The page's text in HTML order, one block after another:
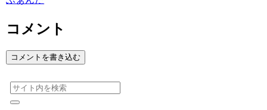
コメント
コメントを書き込む